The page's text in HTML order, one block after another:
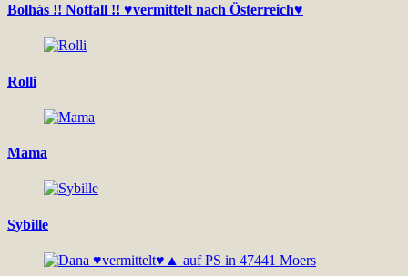
Bolhás !! Notfall !! ♥vermittelt nach Österreich♥
Rolli
Mama
Sybille